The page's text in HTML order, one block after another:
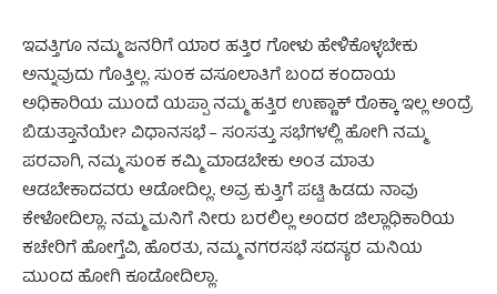
ಇವತ್ತಿಗೂ ನಮ್ಮ ಜನರಿಗೆ ಯಾರ ಹತ್ತಿರ ಗೋಳು ಹೇಳಿಕೊಳ್ಳಬೇಕು
ಅನ್ನುವುದು ಗೊತ್ತಿಲ್ಲ. ಸುಂಕ ವಸೂಲಾತಿಗೆ ಬಂದ ಕಂದಾಯ
ಅಧಿಕಾರಿಯ ಮುಂದೆ ಯಪ್ಪಾ ನಮ್ಮ ಹತ್ತಿರ ಉಣ್ಣಾಕ್ ರೊಕ್ಕಾ ಇಲ್ಲ ಅಂದ್ರೆ
ಬಿಡುತ್ತಾನೆಯೇ? ವಿಧಾನಸಭೆ – ಸಂಸತ್ತು ಸಭೆಗಳಲ್ಲಿ ಹೋಗಿ ನಮ್ಮ
ಪರವಾಗಿ, ನಮ್ಮ ಸುಂಕ ಕಮ್ಮಿ ಮಾಡಬೇಕು ಅಂತ ಮಾತು
ಆಡಬೇಕಾದವರು ಆಡೋದಿಲ್ಲ. ಅವ್ರ ಕುತ್ತಿಗೆ ಪಟ್ಟಿ ಹಿಡದು ನಾವು
ಕೇಳೋದಿಲ್ಲಾ. ನಮ್ಮ ಮನಿಗೆ ನೀರು ಬರಲಿಲ್ಲ ಅಂದರ ಜಿಲ್ಲಾಧಿಕಾರಿಯ
ಕಚೇರಿಗೆ ಹೋಗ್ತೆವಿ, ಹೊರತು, ನಮ್ಮ ನಗರಸಭೆ ಸದಸ್ಯರ ಮನಿಯ
ಮುಂದ ಹೋಗಿ ಕೂಡೋದಿಲ್ಲಾ.